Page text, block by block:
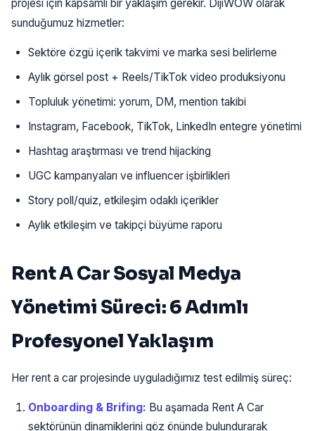
projesi için kapsamlı bir yaklaşım gerekir. DijiWOW olarak
sunduğumuz hizmetler:
Sektöre özgü içerik takvimi ve marka sesi belirleme
Aylık görsel post + Reels/TikTok video produksiyonu
Topluluk yönetimi: yorum, DM, mention takibi
Instagram, Facebook, TikTok, LinkedIn entegre yönetimi
Hashtag araştırması ve trend hijacking
UGC kampanyaları ve influencer işbirlikleri
Story poll/quiz, etkileşim odaklı içerikler
Aylık etkileşim ve takipçi büyüme raporu
Rent A Car Sosyal Medya
Yönetimi Süreci: 6 Adımlı
Profesyonel Yaklaşım
Her rent a car projesinde uyguladığımız test edilmiş süreç:
Onboarding & Brifing: Bu aşamada Rent A Car
sektörünün dinamiklerini göz önünde bulundurarak